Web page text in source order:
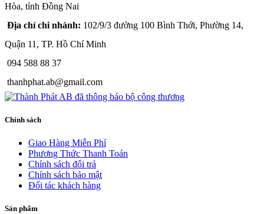
Hòa, tỉnh Đồng Nai
Địa chỉ chi nhánh: 102/9/3 đường 100 Bình Thới, Phường 14,
Quận 11, TP. Hồ Chí Minh
094 588 88 37
thanhphat.ab@gmail.com
Chính sách
Giao Hàng Miễn Phí
Phương Thức Thanh Toán
Chính sách đổi trả
Chính sách bảo mật
Đối tác khách hàng
Sản phẩm